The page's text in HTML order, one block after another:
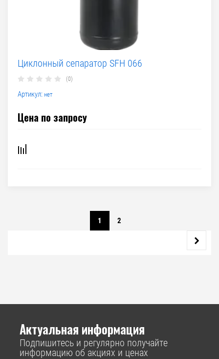
Циклонный сепаратор SFH 066
(0)
Артикул: нет
Цена по запросу
1 2
Актуальная информация
Подпишитесь и регулярно получайте
информацию об акциях и ценах